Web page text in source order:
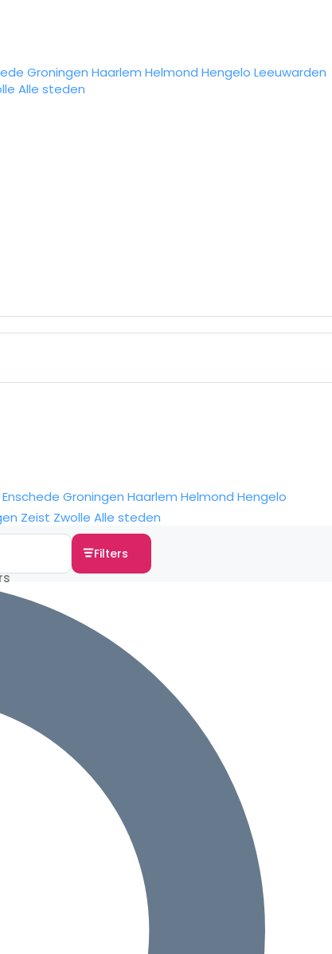
Groningen Haarlem Helmond Hengelo Leeuwarden
Alle steden
Enschede Groningen Haarlem Helmond Hengelo
Zeist Zwolle Alle steden
Filters